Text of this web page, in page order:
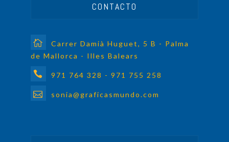
CONTACTO
Carrer Damià Huguet, 5 B - Palma
de Mallorca - Illes Balears
971 764 328 - 971 755 258
sonia@graficasmundo.com